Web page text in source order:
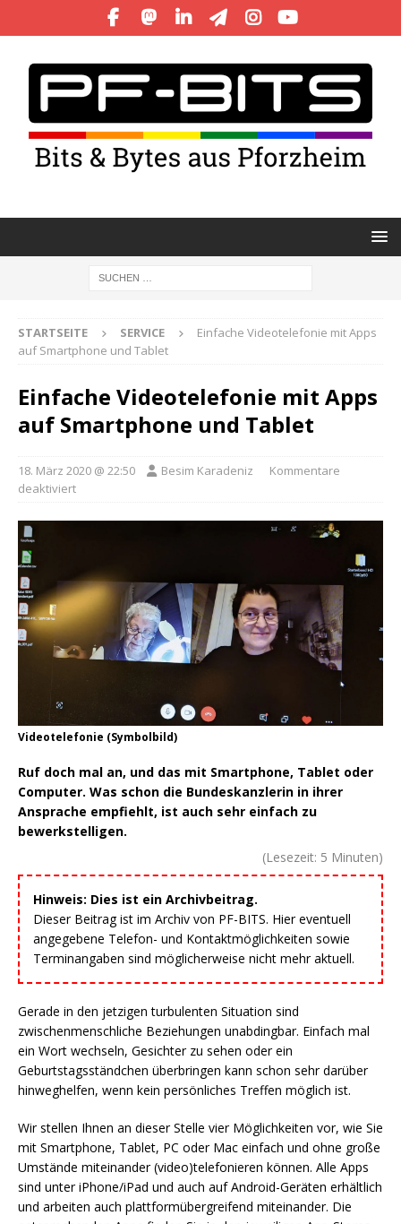
STARTSEITE SERVICE
Einfache Videotelefonie mit Apps
auf Smartphone und Tablet
Einfache Videotelefonie mit Apps
auf Smartphone und Tablet
18. März 2020 @ 22:50 Besim Karadeniz
Kommentare
deaktiviert
Videotelefonie (Symbolbild)
Ruf doch mal an, und das mit Smartphone, Tablet oder
Computer. Was schon die Bundeskanzlerin in ihrer
Ansprache empfiehlt, ist auch sehr einfach zu
bewerkstelligen.
(Lesezeit: 5 Minuten)
Hinweis: Dies ist ein Archivbeitrag.
Dieser Beitrag ist im Archiv von PF-BITS. Hier eventuell
angegebene Telefon- und Kontaktmöglichkeiten sowie
Terminangaben sind möglicherweise nicht mehr aktuell.
Gerade in den jetzigen turbulenten Situation sind
zwischenmenschliche Beziehungen unabdingbar. Einfach mal
ein Wort wechseln, Gesichter zu sehen oder ein
Geburtstagsständchen überbringen kann schon sehr darüber
hinweghelfen, wenn kein persönliches Treffen möglich ist.
Wir stellen Ihnen an dieser Stelle vier Möglichkeiten vor, wie Sie
mit Smartphone, Tablet, PC oder Mac einfach und ohne große
Umstände miteinander (video)telefonieren können. Alle Apps
sind unter iPhone/iPad und auch auf Android-Geräten erhältlich
und arbeiten auch plattformübergreifend miteinander. Die